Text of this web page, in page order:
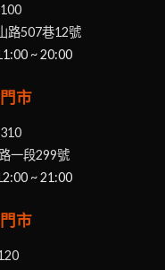
路507巷12號
~ 20:00
市
一段299號
~ 21:00
市